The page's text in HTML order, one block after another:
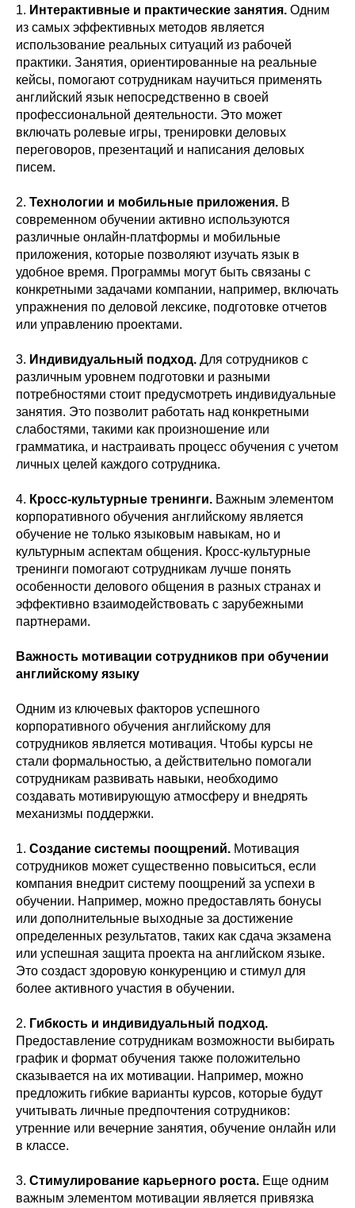
1. Интерактивные и практические занятия. Одним
из самых эффективных методов является
использование реальных ситуаций из рабочей
практики. Занятия, ориентированные на реальные
кейсы, помогают сотрудникам научиться применять
английский язык непосредственно в своей
профессиональной деятельности. Это может
включать ролевые игры, тренировки деловых
переговоров, презентаций и написания деловых
писем.
2. Технологии и мобильные приложения. В
современном обучении активно используются
различные онлайн-платформы и мобильные
приложения, которые позволяют изучать язык в
удобное время. Программы могут быть связаны с
конкретными задачами компании, например, включать
упражнения по деловой лексике, подготовке отчетов
или управлению проектами.
3. Индивидуальный подход. Для сотрудников с
различным уровнем подготовки и разными
потребностями стоит предусмотреть индивидуальные
занятия. Это позволит работать над конкретными
слабостями, такими как произношение или
грамматика, и настраивать процесс обучения с учетом
личных целей каждого сотрудника.
4. Кросс-культурные тренинги. Важным элементом
корпоративного обучения английскому является
обучение не только языковым навыкам, но и
культурным аспектам общения. Кросс-культурные
тренинги помогают сотрудникам лучше понять
особенности делового общения в разных странах и
эффективно взаимодействовать с зарубежными
партнерами.
Важность мотивации сотрудников при обучении
английскому языку
Одним из ключевых факторов успешного
корпоративного обучения английскому для
сотрудников является мотивация. Чтобы курсы не
стали формальностью, а действительно помогали
сотрудникам развивать навыки, необходимо
создавать мотивирующую атмосферу и внедрять
механизмы поддержки.
1. Создание системы поощрений. Мотивация
сотрудников может существенно повыситься, если
компания внедрит систему поощрений за успехи в
обучении. Например, можно предоставлять бонусы
или дополнительные выходные за достижение
определенных результатов, таких как сдача экзамена
или успешная защита проекта на английском языке.
Это создаст здоровую конкуренцию и стимул для
более активного участия в обучении.
2. Гибкость и индивидуальный подход.
Предоставление сотрудникам возможности выбирать
график и формат обучения также положительно
сказывается на их мотивации. Например, можно
предложить гибкие варианты курсов, которые будут
учитывать личные предпочтения сотрудников:
утренние или вечерние занятия, обучение онлайн или
в классе.
3. Стимулирование карьерного роста. Еще одним
важным элементом мотивации является привязка